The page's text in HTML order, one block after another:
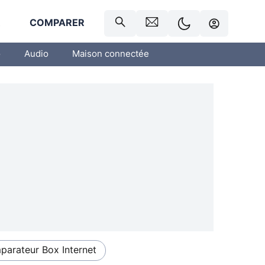
COMPARER
Audio Maison connectée
Box Internet